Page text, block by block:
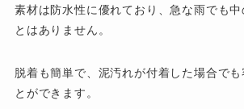
素材は防水性に優れており、急な雨でも中
とはありません。
脱着も簡単で、泥汚れが付着した場合でも
とができます。